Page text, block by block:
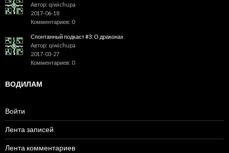
Автор: qiwichupa
2017-06-18
Комментариев: 0
Спонтанный подкаст #3: О драконах
Автор: qiwichupa
2017-03-27
Комментариев: 0
ВОДИЛАМ
Войти
Лента записей
Лента комментариев